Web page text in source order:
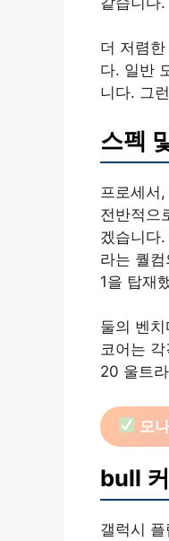
더 저렴
다. 일반
니다. 그
스펙
프로세서
전반적으
겠습니다
라는 퀄
1을 탑재
둘의 벤
코어는
20 울트
모
bull
갤럭시